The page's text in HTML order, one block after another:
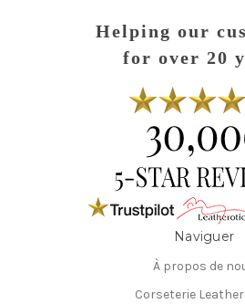
Helping our
for over 20
Naviguer
À propos de
Corseterie